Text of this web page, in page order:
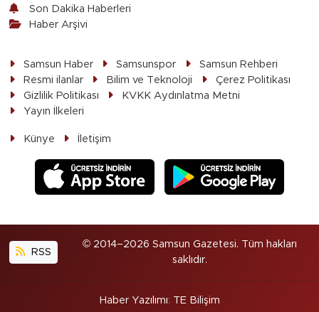
Son Dakika Haberleri
Haber Arşivi
Samsun Haber Samsunspor
Samsun Rehberi
Resmi ilanlar
Bilim ve Teknoloji
Çerez Politikası
Gizlilik Politikası
KVKK Aydınlatma Metni
Yayın İlkeleri
Künye İletişim
RSS
© 2014–2026 Samsun Gazetesi. Tüm hakları
saklıdır.
Haber Yazılımı: TE Bilişim